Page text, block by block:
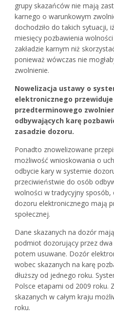
grupy skazańców nie mają
karnego o warunkowym
dochodziło do takich sytuacji,
miesięcy pozbawienia
zakładzie karnym niż
ponieważ wówczas nie
zwolnienie.
Nowelizacja ustawy o
elektronicznego przewiduje
przedterminowego
odbywających karę
zasadzie dozoru.
Ponadto znowelizowane
możliwość wnioskowania o
odbycie kary w systemie
przeciwieństwie do osób
wolności w tradycyjny
dozoru elektronicznego mają
społecznej.
Dane skazanych na dozór
podmiot dozorujący przez
potem usuwane. Dozór
wobec skazanych na karę
dłuższy od jednego roku.
Polsce etapami od 2009 roku.
skazanych w całym kraju
roku.